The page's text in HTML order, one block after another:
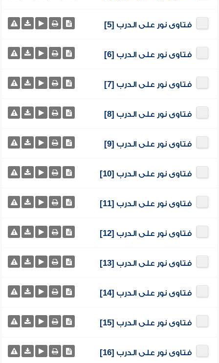
فتاوى نور على الدرب [5]
فتاوى نور على الدرب [6]
فتاوى نور على الدرب [7]
فتاوى نور على الدرب [8]
فتاوى نور على الدرب [9]
فتاوى نور على الدرب [10]
فتاوى نور على الدرب [11]
فتاوى نور على الدرب [12]
فتاوى نور على الدرب [13]
فتاوى نور على الدرب [14]
فتاوى نور على الدرب [15]
فتاوى نور على الدرب [16]